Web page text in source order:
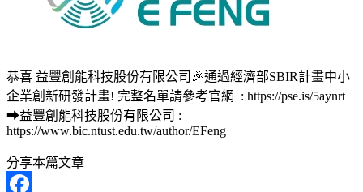
恭喜 益豐創能科技股份有限公司🎉通過經濟部SBIR計畫中小
企業創新研發計畫! 完整名單請參考官網 : https://pse.is/5aynrt
➡益豐創能科技股份有限公司 :
https://www.bic.ntust.edu.tw/author/EFeng
分享本篇文章